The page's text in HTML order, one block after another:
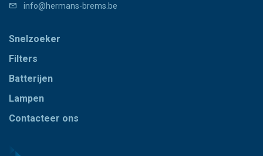
info@hermans-brems.be
Snelzoeker
Filters
Batterijen
Lampen
Contacteer ons